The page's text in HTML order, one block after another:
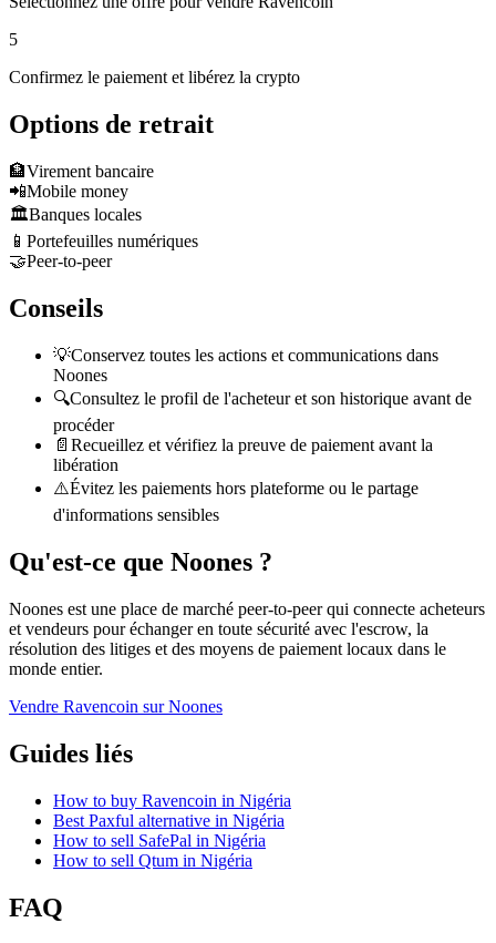
5
Confirmez le paiement et libérez la crypto
Options de retrait
🏦Virement bancaire
📲Mobile money
🏛️Banques locales
📱 Portefeuilles numériques
🤝Peer-to-peer
Conseils
💡Conservez toutes les actions et communications dans
Noones
🔍Consultez le profil de l'acheteur et son historique avant de
procéder
📄 Recueillez et vérifiez la preuve de paiement avant la
libération
⚠️Évitez les paiements hors plateforme ou le partage
d'informations sensibles
Qu'est-ce que Noones ?
Noones est une place de marché peer-to-peer qui connecte acheteurs
et vendeurs pour échanger en toute sécurité avec l'escrow, la
résolution des litiges et des moyens de paiement locaux dans le
monde entier.
Vendre Ravencoin sur Noones
Guides liés
How to buy Ravencoin in Nigéria
Best Paxful alternative in Nigéria
How to sell SafePal in Nigéria
How to sell Qtum in Nigéria
FAQ